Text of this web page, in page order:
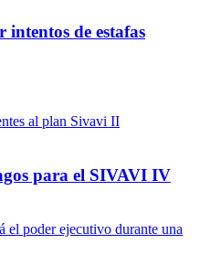
de estafas
para el SIVAVI IV